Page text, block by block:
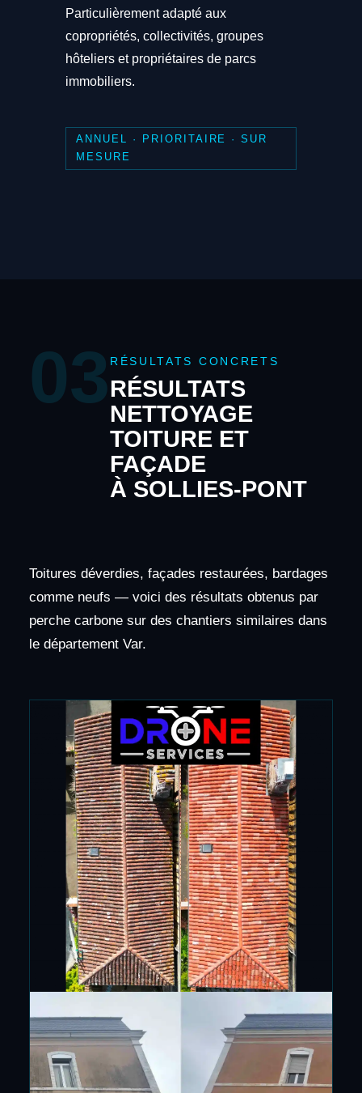
Particulièrement adapté aux
copropriétés, collectivités, groupes
hôteliers et propriétaires de parcs
immobiliers.
ANNUEL · PRIORITAIRE · SUR
MESURE
03 RÉSULTATS CONCRETS
RÉSULTATS
NETTOYAGE
TOITURE ET
FAÇADE
À SOLLIES-PONT
Toitures déverdies, façades restaurées, bardages
comme neufs — voici des résultats obtenus par
perche carbone sur des chantiers similaires dans
le département Var.